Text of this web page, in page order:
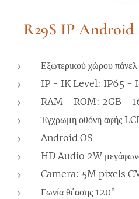
R29S IP
Εξωτερικού χώρου πάνελ
IP - IK Level: IP65 -
RAM - ROM: 2GB -
Έγχρωμη οθόνη αφής
Android OS
HD Audio 2W
Camera: 5M pixels
Γωνία θέασης 120°